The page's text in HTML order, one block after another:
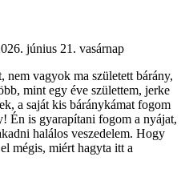
június 21. vasárnap
nem vagyok ma született bárány,
mint egy éve születtem, jerke
a saját kis báránykámat fogom
Én is gyarapítani fogom a nyájat,
halálos veszedelem. Hogy
mégis, miért hagyta itt a